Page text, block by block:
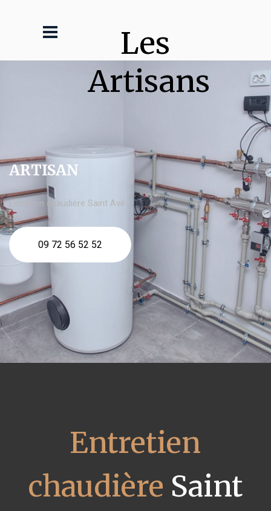
Les
Artisans
ARTISAN
Entretien chaudière Saint Avé
09 72 56 52 52
Entretien
chaudière Saint